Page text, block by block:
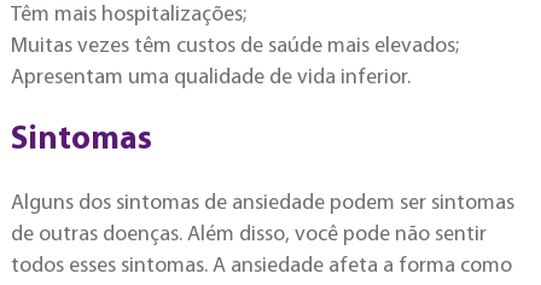
Têm mais hospitalizações;
Muitas vezes têm custos de saúde mais elevados;
Apresentam uma qualidade de vida inferior.
Sintomas
Alguns dos sintomas de ansiedade podem ser sintomas
de outras doenças. Além disso, você pode não sentir
todos esses sintomas. A ansiedade afeta a forma como